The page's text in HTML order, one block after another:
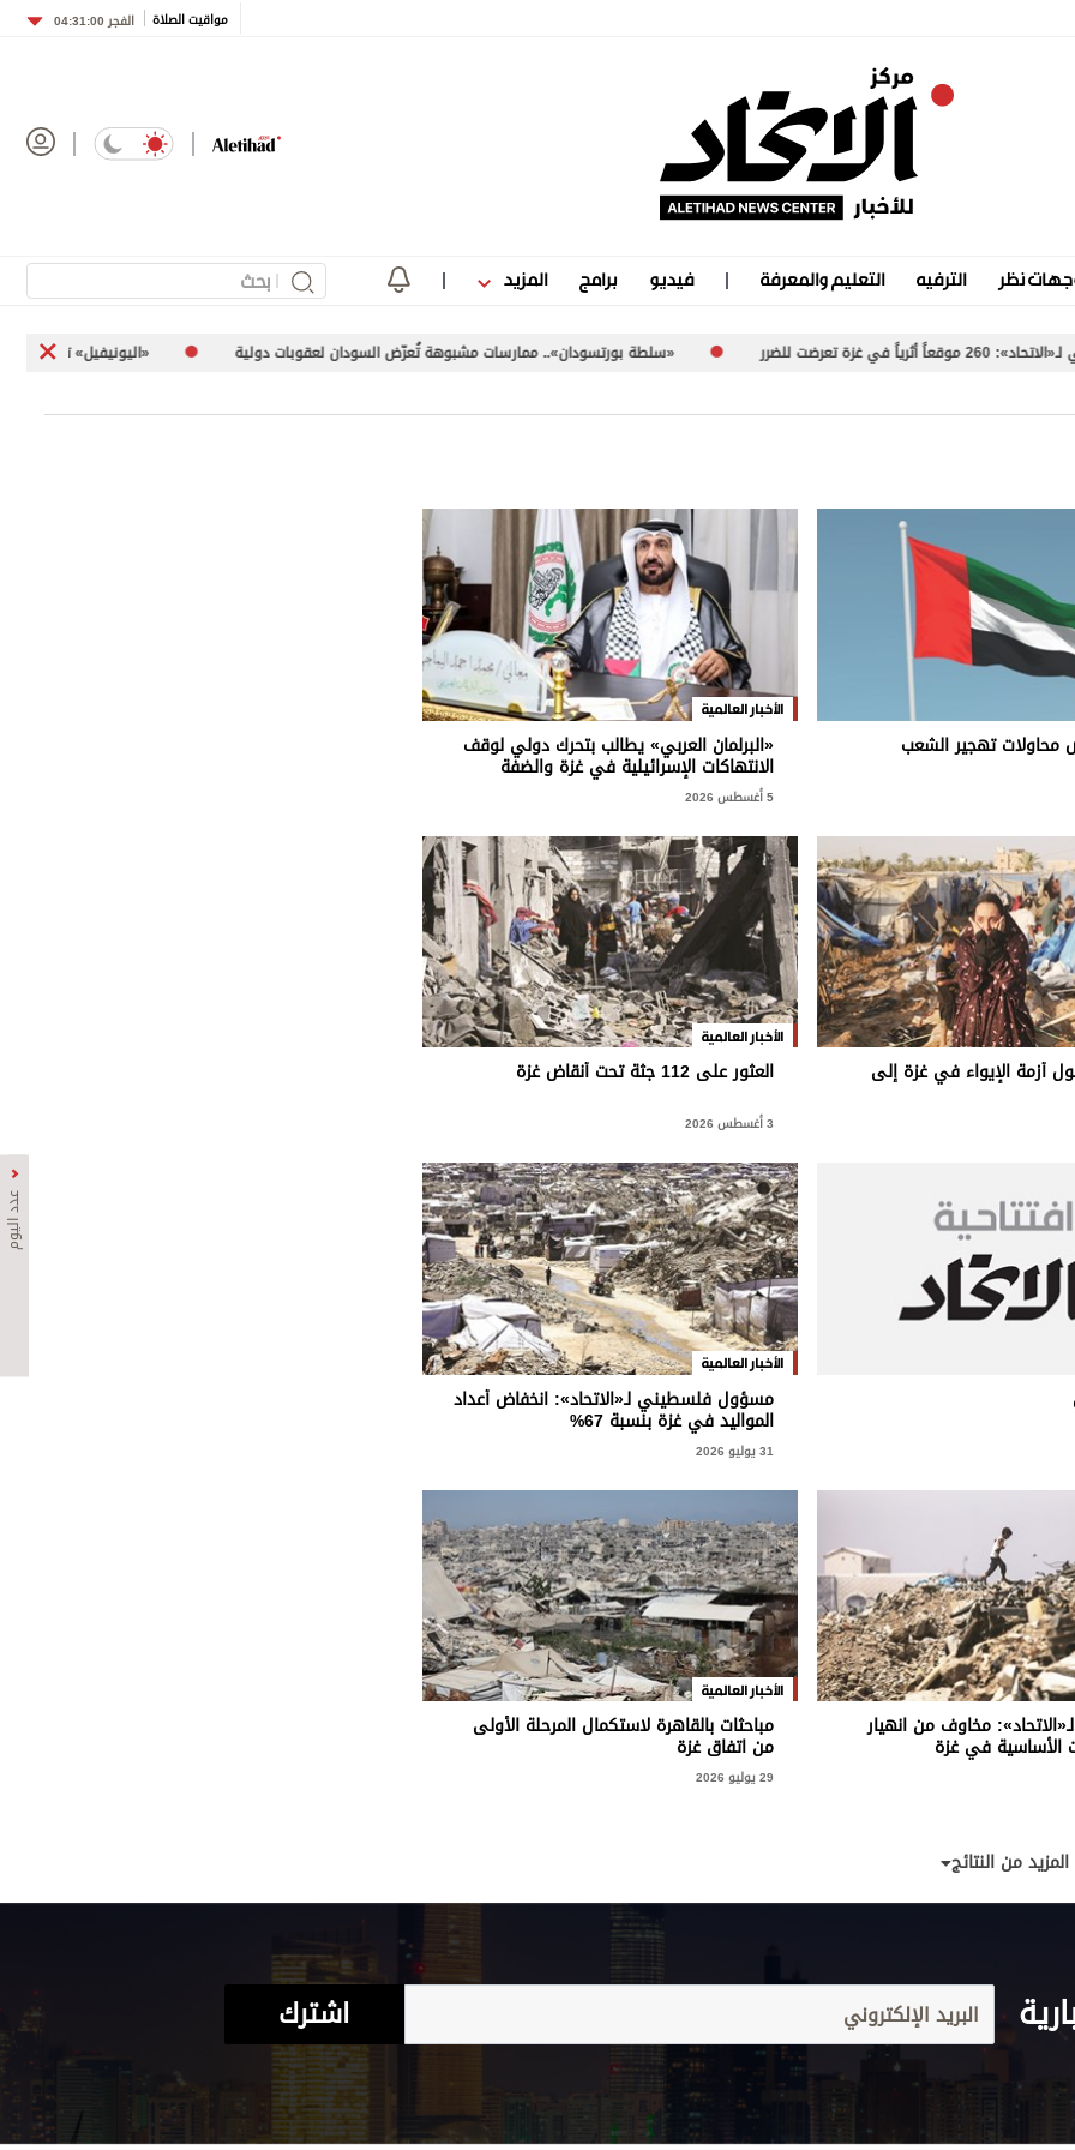
مواقيت الصلاة الفجر 04:31:00
نظر الترفيه التعليم والمعرفة فيديو برامج المزيد
«سلطة بورتسودان».. ممارسات مشبوهة تُعرّض السودان لعقوبات دولية «اليونيفيل» توثق إطلاق إسرائيل 113 مقذوفاً على جنوب لبنان
عدد اليوم
محاولات تهجير الشعب
الأخبار العالمية
«البرلمان العربي» يطالب بتحرك دولي لوقف
الانتهاكات الإسرائيلية في غزة والضفة
5 أغسطس 2026
أزمة الإيواء في غزة إلى
الأخبار العالمية
العثور على 112 جثة تحت أنقاض غزة
3 أغسطس 2026
الأخبار العالمية
مسؤول فلسطيني لـ«الاتحاد»: انخفاض أعداد
المواليد في غزة بنسبة 67%
31 يوليو 2026
مخاوف من انهيار
الأساسية في غزة
الأخبار العالمية
مباحثات بالقاهرة لاستكمال المرحلة الأولى
من اتفاق غزة
29 يوليو 2026
المزيد من النتائج
اشترك